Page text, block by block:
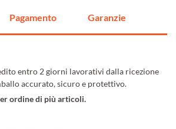
Pagamento Garanzie
entro 2 giorni lavorativi dalla ricezione
accurato, sicuro e protettivo.
ordine di più articoli.